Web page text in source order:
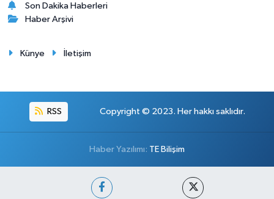
Son Dakika Haberleri
Haber Arşivi
Künye İletişim
RSS Copyright © 2023. Her hakkı saklıdır.
Haber Yazılımı: TE Bilişim